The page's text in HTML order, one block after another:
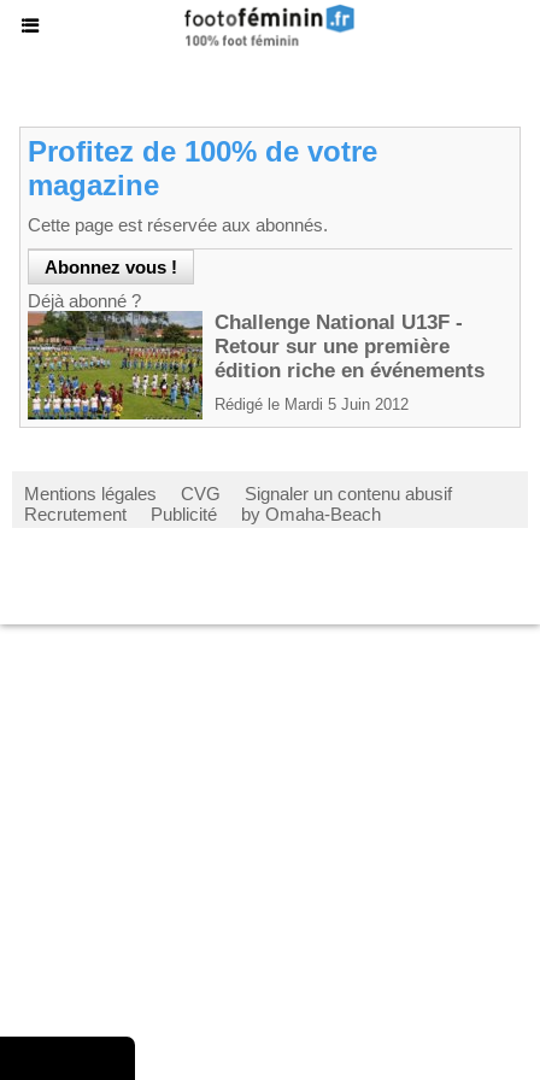
Profitez de 100% de votre
magazine
Cette page est réservée aux abonnés.
Déjà abonné ?
Challenge National U13F -
Retour sur une première
édition riche en événements
Rédigé le Mardi 5 Juin 2012
Mentions légales CVG
Signaler un contenu abusif
Recrutement
Publicité by Omaha-Beach